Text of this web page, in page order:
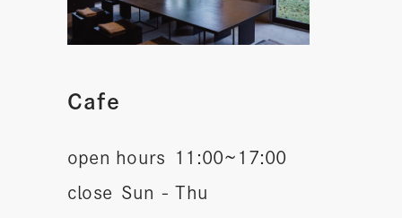
Cafe
open hours 11:00~17:00
close Sun - Thu